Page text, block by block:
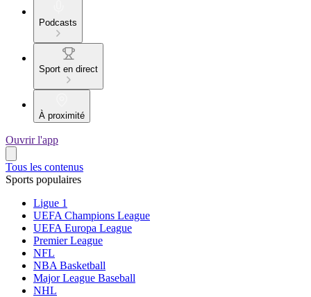
Podcasts
Sport en direct
À proximité
Ouvrir l'app
Tous les contenus
Sports populaires
Ligue 1
UEFA Champions League
UEFA Europa League
Premier League
NFL
NBA Basketball
Major League Baseball
NHL